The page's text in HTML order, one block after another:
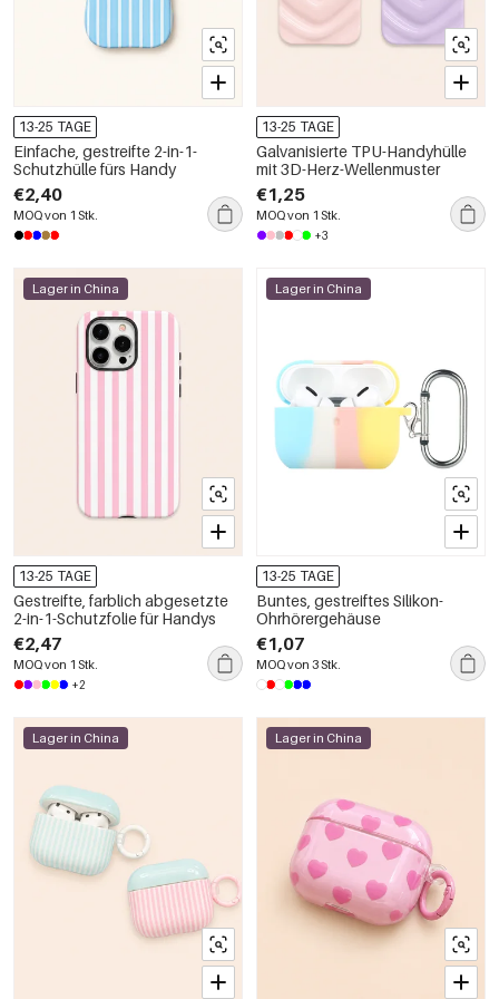
13-25 TAGE
Einfache, gestreifte 2-in-1-
Schutzhülle fürs Handy
€2,40
MOQ von 1 Stk.
13-25 TAGE
Galvanisierte TPU-Handyhülle
mit 3D-Herz-Wellenmuster
€1,25
MOQ von 1 Stk.
+3
Lager in China
13-25 TAGE
Gestreifte, farblich abgesetzte
2-in-1-Schutzfolie für Handys
€2,47
MOQ von 1 Stk.
+2
Lager in China
13-25 TAGE
Buntes, gestreiftes Silikon-
Ohrhörergehäuse
€1,07
MOQ von 3 Stk.
Lager in China Lager in China